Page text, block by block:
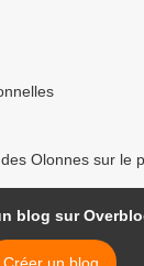
Olonnes sur le
blog sur